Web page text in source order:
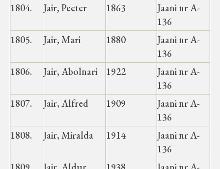
1804.
Jair, Peeter 1863
Jaani nr A-
136
1805.
Jair, Mari 1880
Jaani nr A-
136
1806.
Jair, Abolnari 1922
Jaani nr A-
136
1807.
Jair, Alfred 1909
Jaani nr A-
136
1808.
Jair, Miralda 1914
Jaani nr A-
136